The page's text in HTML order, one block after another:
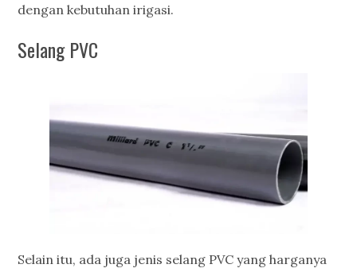
dengan kebutuhan irigasi.
Selang PVC
Selain itu, ada juga jenis selang PVC yang harganya